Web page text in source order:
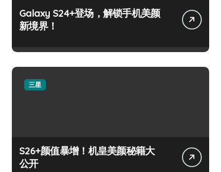
Galaxy S24+登场，解锁手机美颜
新境界！
三星
S26+颜值暴增！机皇美颜秘籍大
公开